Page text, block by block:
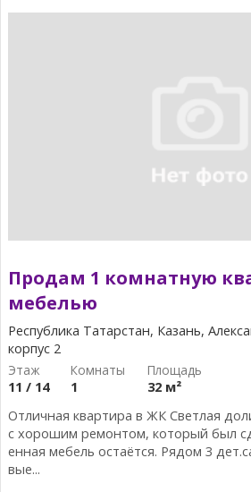
Продам 1 комнатную
мебелью
Республика Татарстан, Казань,
корпус 2
11 / 14 1
32 м²
Отличная квартира в ЖК Светлая
с хорошим ремонтом, который был
енная мебель остаётся. Рядом 3
вые...